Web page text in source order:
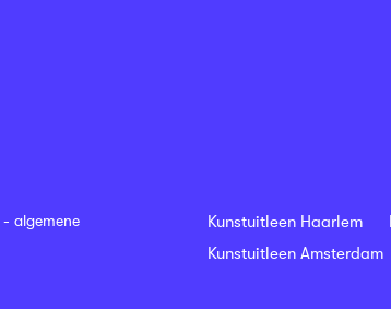
- algemene
Kunstuitleen Haarlem
Kunstuitleen Amsterdam